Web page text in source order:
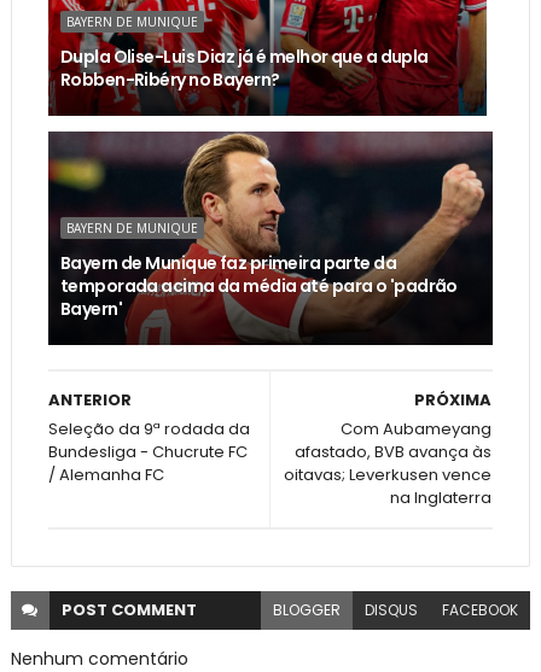
BAYERN DE MUNIQUE
Dupla Olise-Luis Diaz já é melhor que a dupla
Robben-Ribéry no Bayern?
BAYERN DE MUNIQUE
Bayern de Munique faz primeira parte da
temporada acima da média até para o 'padrão
Bayern'
PRÓXIMA
Com Aubameyang
afastado, BVB avança às
oitavas; Leverkusen vence
na Inglaterra
ANTERIOR
Seleção da 9ª rodada da
Bundesliga - Chucrute FC
/ Alemanha FC
POST COMMENT BLOGGER DISQUS FACEBOOK
Nenhum comentário